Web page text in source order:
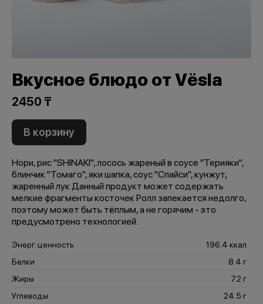
Вкусное блюдо от Vёsla
2450 ₸
В корзину
Нори, рис "SHINAKI", лосось жареный в соусе "Терияки",
блинчик "Томаго", яки шапка, соус "Спайси", кунжут,
жаренный лук Данный продукт может содержать
мелкие фрагменты косточек Ролл запекается недолго,
поэтому может быть тёплым, а не горячим - это
предусмотрено технологией.
Энерг. ценность
196.4 ккал
Белки
8.4 г
Жиры
7.2 г
Углеводы
24.5 г